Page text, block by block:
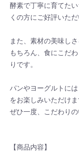
酵素で丁寧に育てた
くの方にご好評いただ
また、素材の美味し
もちろん、食にこだ
りです。
パンやヨーグルトに
をお楽しみいただけま
ぜひ一度、こだわり
【商品内容】